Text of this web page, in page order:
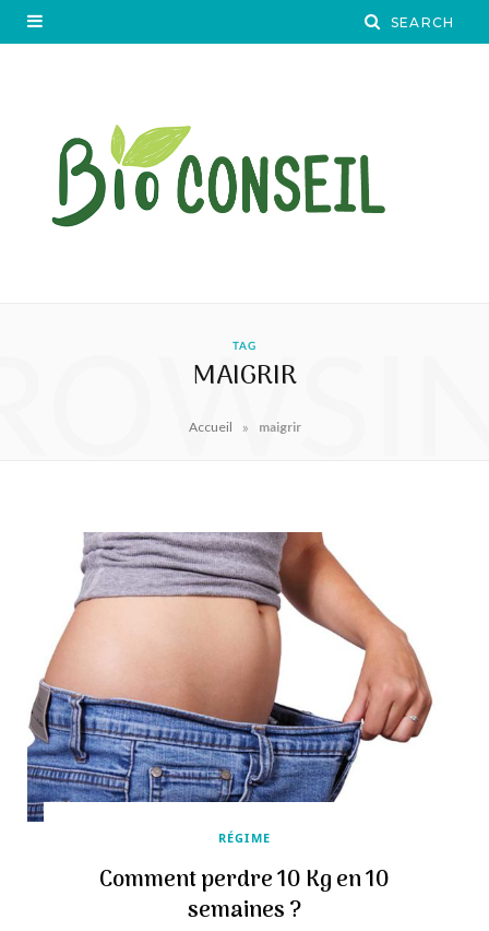
TAG
MAIGRIR
Accueil » maigrir
RÉGIME
Comment perdre 10 Kg en 10
semaines ?